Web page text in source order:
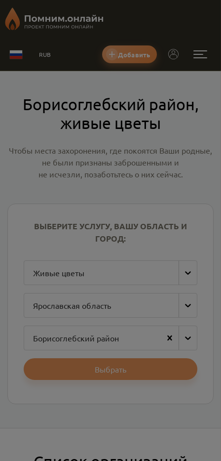
RUB Добавить
Борисоглебский район,
живые цветы
Чтобы места захоронения, где покоятся Ваши родные,
не были признаны заброшенными и
не исчезли, позаботьтесь о них сейчас.
ВЫБЕРИТЕ УСЛУГУ, ВАШУ ОБЛАСТЬ И
ГОРОД:
Живые цветы
Ярославская область
Борисоглебский район
Выбрать